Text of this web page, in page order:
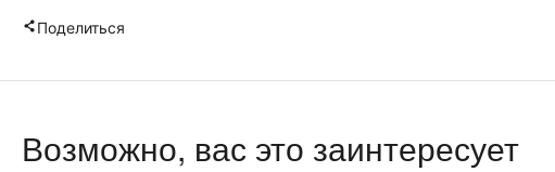
Поделиться
Возможно, вас это заинтересует